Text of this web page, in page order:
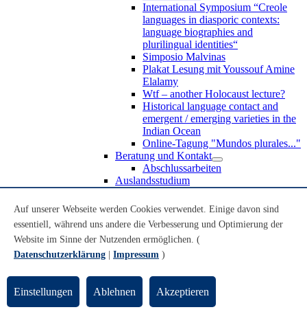
International Symposium “Creole
languages in diasporic contexts:
language biographies and
plurilingual identities“
Simposio Malvinas
Plakat Lesung mit Youssouf Amine
Elalamy
Wtf – another Holocaust lecture?
Historical language contact and
emergent / emerging varieties in the
Indian Ocean
Online-Tagung "Mundos plurales..."
Beratung und Kontakt
Abschlussarbeiten
Auslandsstudium
WoC Lab
Spanische Black Diaspora
Promotionen
Habilitationen
Nachwuchsförderung
Forschungszentren
Studienkommission
TnL
Auf unserer Webseite werden Cookies verwendet. Einige davon sind
essentiell, während uns andere die Verbesserung und Optimierung der
Website im Sinne der Nutzenden ermöglichen. (
Datenschutzerklärung
Impressum )
Einstellungen Ablehnen Akzeptieren